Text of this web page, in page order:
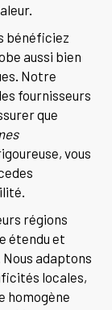
bénéficiez
aussi bien
Notre
fournisseurs
que
vous
régions
étendu et
adaptons
locales,
homogène